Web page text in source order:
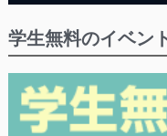
学生無料のイベン